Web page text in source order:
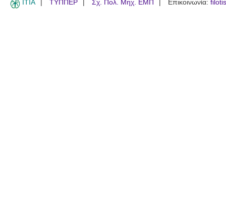
ITIA ΤΥΠΠΕΡ Σχ. Πολ. Μηχ. ΕΜΠ Επικοινωνία: